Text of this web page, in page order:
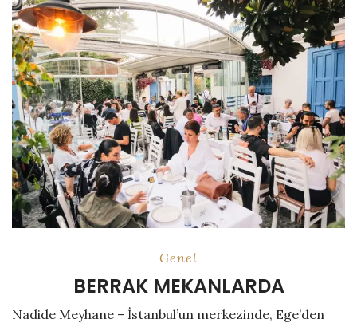
Genel
BERRAK MEKANLARDA
Nadide Meyhane – İstanbul’un merkezinde, Ege’den